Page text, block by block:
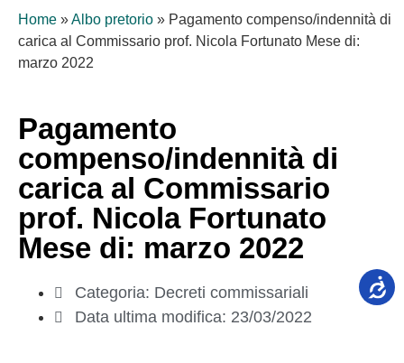
Home »Albo pretorio » Pagamento compenso/indennità di
carica al Commissario prof. Nicola Fortunato Mese di:
marzo 2022
Pagamento
compenso/indennità di
carica al Commissario
prof. Nicola Fortunato
Mese di: marzo 2022
Categoria: Decreti commissariali
Data ultima modifica: 23/03/2022